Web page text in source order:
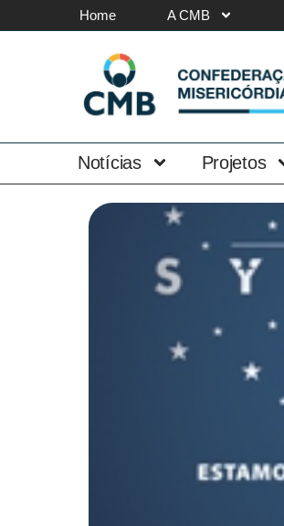
Home A CMB
Notícias Projetos